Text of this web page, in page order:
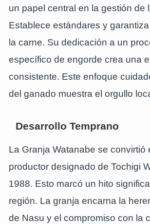
un papel central en la gestión de
Establece estándares y
la carne. Su dedicación a un
específico de engorde crea una
consistente. Este enfoque
del ganado muestra el orgullo
Desarrollo Temprano
La Granja Watanabe se convirtió
productor designado de Tochigi
1988. Esto marcó un hito
región. La granja encarna la
de Nasu y el compromiso con la